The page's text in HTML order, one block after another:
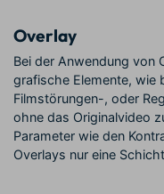
Overlay
Bei der Anwendung von
grafische Elemente, wie
Filmstörungen-, oder
ohne das Originalvideo
Parameter wie den
Overlays nur eine